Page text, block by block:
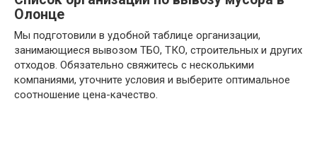
Олонце
Мы подготовили в удобной таблице организации,
занимающиеся вывозом ТБО, ТКО, строительных и других
отходов. Обязательно свяжитесь с несколькими
компаниями, уточните условия и выберите оптимальное
соотношение цена-качество.